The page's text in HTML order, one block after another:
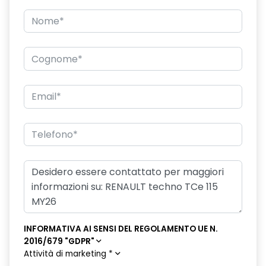
driver display 10''
eCall funzionalità soggetta a copertura di rete;
emergency lane keep assist assistenza d'emergenza al
fari posteriori FULL LED 3D con firma luminosa dinamica C-
SHAPE
frecce di direzione
HARM02
indicatore cambio marcia
keyless entry
INFORMATIVA AI SENSI DEL REGOLAMENTO UE N.
2016/679 "GDPR"
Attività di marketing *